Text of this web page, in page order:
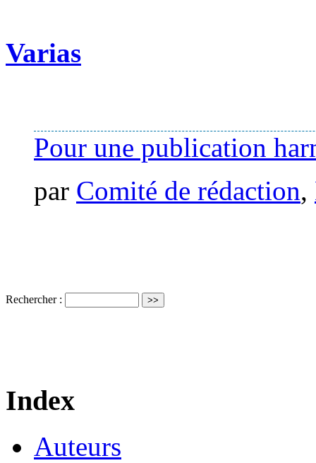
Varias
Pour une publication
par Comité de rédaction,
Rechercher :
Index
Auteurs